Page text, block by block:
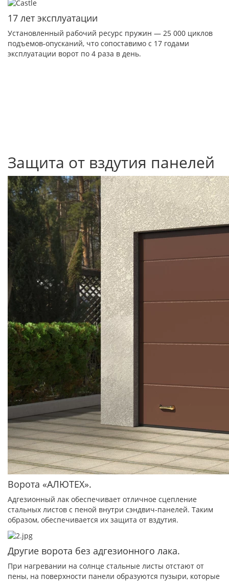
17 лет эксплуатации
Установленный рабочий ресурс пружин — 25 000 циклов
подъемов-опусканий, что сопоставимо с 17 годами
эксплуатации ворот по 4 раза в день.
Защита от вздутия панелей
Ворота «АЛЮТЕХ».
Адгезионный лак обеспечивает отличное сцепление
стальных листов с пеной внутри сэндвич-панелей. Таким
образом, обеспечивается их защита от вздутия.
Другие ворота без адгезионного лака.
При нагревании на солнце стальные листы отстают от
пены, на поверхности панели образуются пузыри, которые